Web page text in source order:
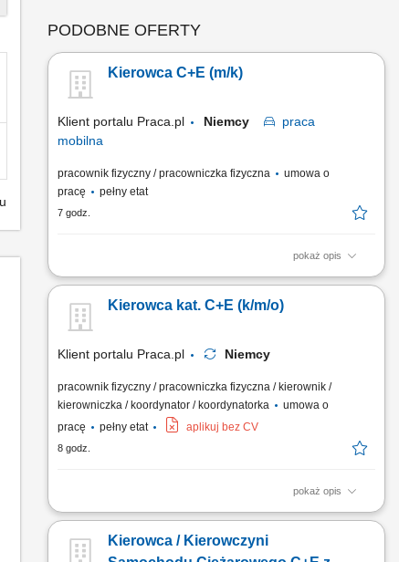
PODOBNE OFERTY
Kierowca C+E (m/k)
Klient portalu Praca.pl Niemcy
praca
mobilna
pracownik fizyczny / pracowniczka fizyczna
umowa o
pracę
pełny etat
7 godz.
pokaż opis
Sprawne prowadzenie zestawu ciężarowego (ciągnik +
Niemiec. Realizacja przewozów w oparciu o dzienne godziny
jazdy bez konieczności ciągłej pracy w nocnych porach.
ciągników z napędem...
Kierowca kat. C+E (k/m/o)
Klient portalu Praca.pl Niemcy
pracownik fizyczny / pracowniczka fizyczna / kierownik /
kierowniczka / koordynator / koordynatorka
umowa o
pracę
pełny etat aplikuj bez CV
8 godz.
pokaż opis
Prowadzenie pojazdów ciężarowych o DMC pow. 3,5 t z
budowlanych. Transport gabarytów, maszyn budowlanych oraz
Kierowca / Kierowczyni